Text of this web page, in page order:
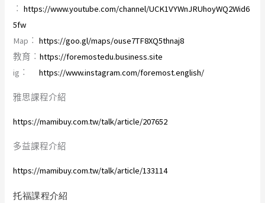
︰https://www.youtube.com/channel/UCK1VYWnJRUhoyWQ2Wid6
5fw
Map︰https://goo.gl/maps/ouse7TF8XQ5thnaj8
教育︰https://foremostedu.business.site
ig︰https://www.instagram.com/foremost.english/
雅思課程介紹
https://mamibuy.com.tw/talk/article/207652
多益課程介紹
https://mamibuy.com.tw/talk/article/133114
托福課程介紹